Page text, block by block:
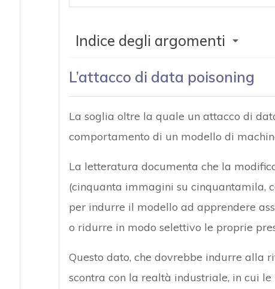
Indice degli argomenti
L’attacco di data poisoning
La soglia oltre la quale un attacco di
comportamento di un modello di
La letteratura documenta che la
(cinquanta immagini su cinquantamila,
per indurre il modello ad apprendere
o ridurre in modo selettivo le proprie
Questo dato, che dovrebbe indurre alla
scontra con la realtà industriale, in cui